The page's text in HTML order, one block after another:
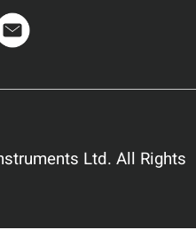
Ltd. All Rights